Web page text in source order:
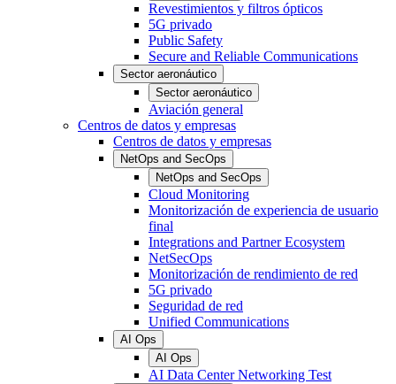
Revestimientos y filtros ópticos
5G privado
Public Safety
Secure and Reliable Communications
Sector aeronáutico
Sector aeronáutico
Aviación general
Centros de datos y empresas
Centros de datos y empresas
NetOps and SecOps
NetOps and SecOps
Cloud Monitoring
Monitorización de experiencia de usuario
final
Integrations and Partner Ecosystem
NetSecOps
Monitorización de rendimiento de red
5G privado
Seguridad de red
Unified Communications
AI Ops
AI Ops
AI Data Center Networking Test